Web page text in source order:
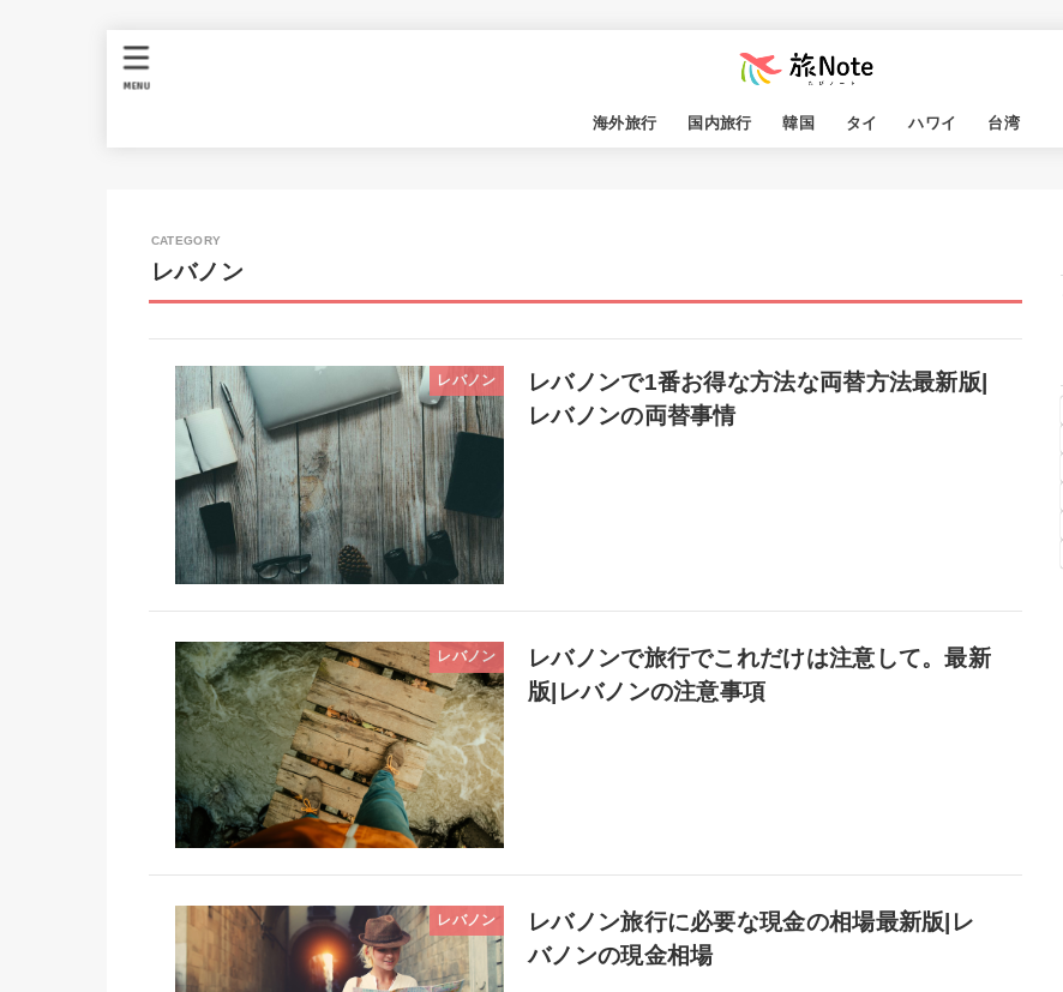
海外旅行 国内旅行 韓国 タイ ハワイ 台湾
MENU
レバノン
レバノン
レバノンで1番お得な方法な両替方法最新版|
レバノンの両替事情
レバノン
レバノンで旅行でこれだけは注意して。最新
版|レバノンの注意事項
レバノン
レバノン旅行に必要な現金の相場最新版|レ
バノンの現金相場